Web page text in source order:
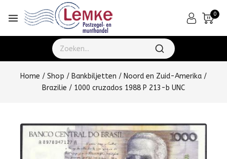
0
Home / Shop / Bankbiljetten / Noord en Zuid-Amerika /
Brazilie / 1000 cruzados 1988 P 213-b UNC